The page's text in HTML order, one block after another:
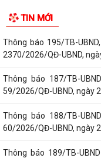
TIN MỚI
Thông báo 195/TB-
2370/2026/QĐ-UBND,
Thông báo 187/TB-
59/2026/QĐ-UBND, ngày
Thông báo 188/TB-
60/2026/QĐ-UBND, ngày
Thông báo 189/TB-